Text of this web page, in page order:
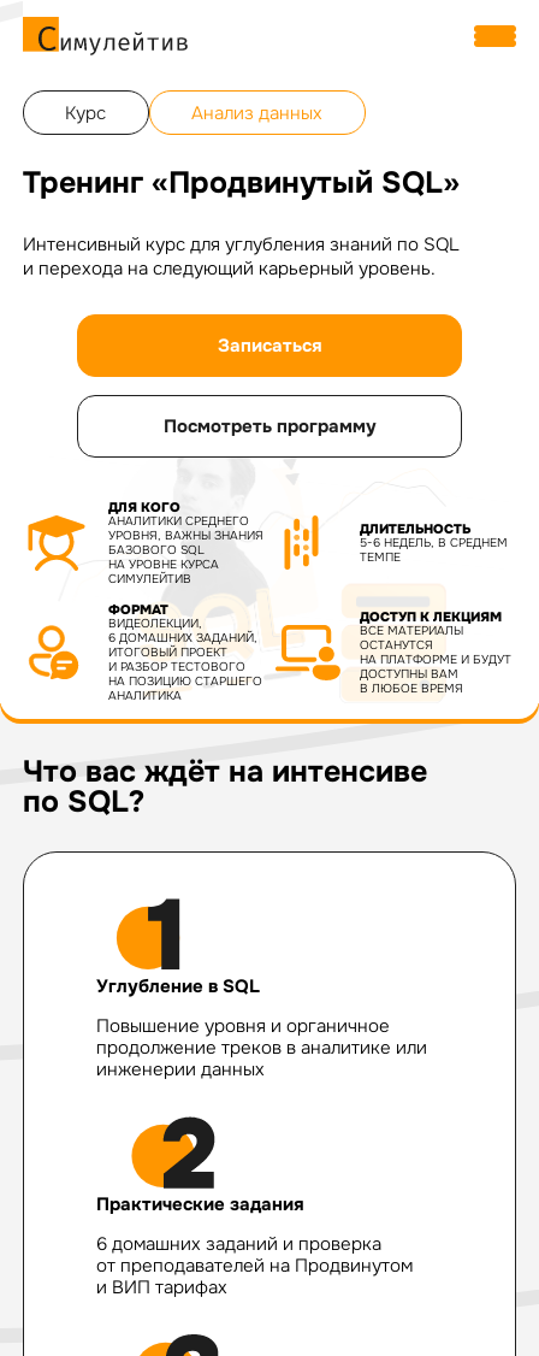
Курс Анализ данных
Тренинг «Продвинутый SQL»
Интенсивный курс для углубления знаний по SQL
и перехода на следующий карьерный уровень.
Записаться
Посмотреть программу
ДЛЯ КОГО
АНАЛИТИКИ СРЕДНЕГО
УРОВНЯ, ВАЖНЫ ЗНАНИЯ
БАЗОВОГО SQL
НА УРОВНЕ КУРСА
СИМУЛЕЙТИВ
ДЛИТЕЛЬНОСТЬ
5-6 НЕДЕЛЬ, В СРЕДНЕМ
ТЕМПЕ
ФОРМАТ
ВИДЕОЛЕКЦИИ,
6 ДОМАШНИХ ЗАДАНИЙ,
ИТОГОВЫЙ ПРОЕКТ
И РАЗБОР ТЕСТОВОГО
НА ПОЗИЦИЮ СТАРШЕГО
АНАЛИТИКА
ДОСТУП К ЛЕКЦИЯМ
ВСЕ МАТЕРИАЛЫ
ОСТАНУТСЯ
НА ПЛАТФОРМЕ И БУДУТ
ДОСТУПНЫ ВАМ
В ЛЮБОЕ ВРЕМЯ
Что вас ждёт на интенсиве
по SQL?
Углубление в SQL
Повышение уровня и органичное
продолжение треков в аналитике или
инженерии данных
Практические задания
6 домашних заданий и проверка
от преподавателей на Продвинутом
и ВИП тарифах